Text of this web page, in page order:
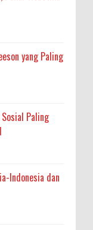
yang Paling
Paling
Indonesia dan